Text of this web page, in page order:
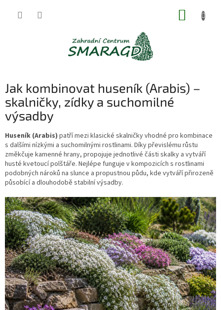
Jak kombinovat huseník (Arabis) –
skalničky, zídky a suchomilné
výsadby
Huseník (Arabis) patří mezi klasické skalničky vhodné pro kombinace
s dalšími nízkými a suchomilnými rostlinami. Díky převislému růstu
změkčuje kamenné hrany, propojuje jednotlivé části skalky a vytváří
husté kvetoucí polštáře. Nejlépe funguje v kompozicích s rostlinami
podobných nároků na slunce a propustnou půdu, kde vytváří přirozeně
působící a dlouhodobě stabilní výsadby.